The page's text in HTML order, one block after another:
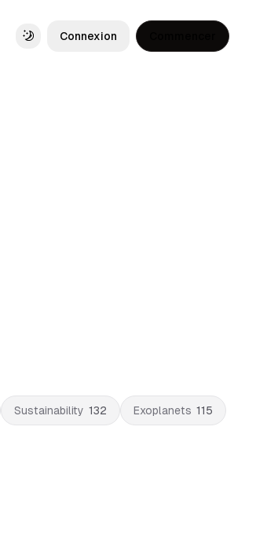
Toggle theme
Connexion
Sustainability 132 Exoplanets 115